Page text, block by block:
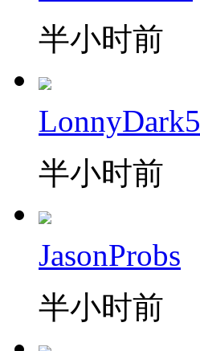
半小时前
LonnyDark5
半小时前
JasonProbs
半小时前